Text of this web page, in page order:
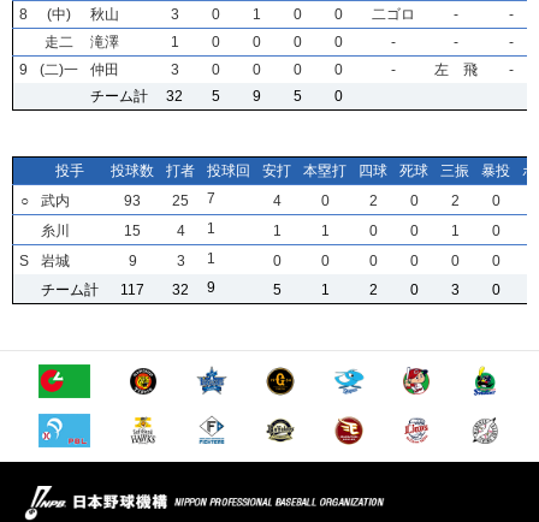
8
(中) 秋山 3 0 1 0 0 二ゴロ -
-
走二
滝澤 1 0 0 0 0 - -
-
9
(二)一 仲田 3 0 0 0 0 - 左 飛
-
チーム計
32 5 9 5 0
8
(中) 秋山 3 0 1 0 0 二ゴロ -
-
走二
滝澤 1 0 0 0 0 - -
-
9
(二)一 仲田 3 0 0 0 0 - 左 飛
-
チーム計
32 5 9 5 0
8
(中) 秋山 3 0 1 0 0 二ゴロ -
-
走二
滝澤 1 0 0 0 0 - -
-
9
(二)一 仲田 3 0 0 0 0 - 左 飛
-
チーム計
32 5 9 5 0
8
(中) 秋山 3 0 1 0 0 二ゴロ -
-
走二
滝澤 1 0 0 0 0 - -
-
9
(二)一 仲田 3 0 0 0 0 - 左 飛
-
チーム計
32 5 9 5 0
投手 投球数 打者 投球回 安打 本塁打 四球 死球 三振 暴投
○
武内 93 25 7 4 0 2 0 2
0
糸川
15 4 1 1 1 0 0 1
0
S
岩城 9 3 1 0 0 0 0 0
0
チーム計
117 32 9 5 1 2 0 3 0
投手 投球数 打者 投球回 安打 本塁打 四球 死球 三振 暴投
○
武内 93 25 7 4 0 2 0 2
0
糸川
15 4 1 1 1 0 0 1
0
S
岩城 9 3 1 0 0 0 0 0
0
チーム計
117 32 9 5 1 2 0 3 0
投手 投球数 打者 投球回 安打 本塁打 四球 死球 三振 暴投
○
武内 93 25 7 4 0 2 0 2
0
糸川
15 4 1 1 1 0 0 1
0
S
岩城 9 3 1 0 0 0 0 0
0
チーム計
117 32 9 5 1 2 0 3 0
投手 投球数 打者 投球回 安打 本塁打 四球 死球 三振 暴投
○
武内 93 25 7 4 0 2 0 2
0
糸川
15 4 1 1 1 0 0 1
0
S
岩城 9 3 1 0 0 0 0 0
0
チーム計
117 32 9 5 1 2 0 3 0